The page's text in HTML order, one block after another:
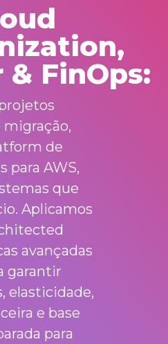
FinOps:
de
para AWS,
que
Aplicamos
avançadas
garantir
elasticidade,
e base
para